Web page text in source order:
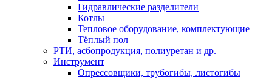
Гидравлические разделители
Котлы
Тепловое оборудование, комплектующие
Тёплый пол
РТИ, асбопродукция, полиуретан и др.
Инструмент
Опрессовщики, трубогибы, листогибы